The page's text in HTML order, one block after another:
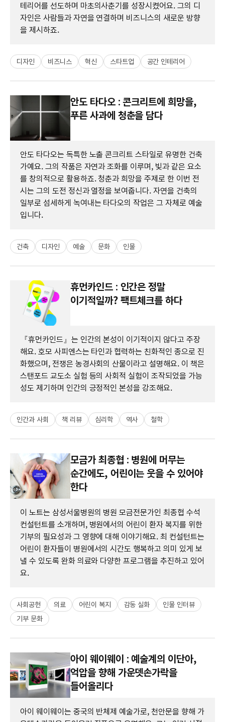
테리어를 선도하며 마초의사춘기를 성장시켰어요. 그의 디
자인은 사람들과 자연을 연결하며 비즈니스의 새로운 방향
을 제시하죠.
디자인 비즈니스 혁신 스타트업 공간 인테리어
안도 타다오 : 콘크리트에 희망을,
푸른 사과에 청춘을 담다
안도 타다오는 독특한 노출 콘크리트 스타일로 유명한 건축
가예요. 그의 작품은 자연과 조화를 이루며, 빛과 같은 요소
를 창의적으로 활용하죠. 청춘과 희망을 주제로 한 이번 전
시는 그의 도전 정신과 열정을 보여줍니다. 자연을 건축의
일부로 섬세하게 녹여내는 타다오의 작업은 그 자체로 예술
입니다.
건축 디자인 예술 문화 인물
휴먼카인드 : 인간은 정말
이기적일까? 팩트체크를 하다
『휴먼카인드』는 인간의 본성이 이기적이지 않다고 주장
해요. 호모 사피엔스는 타인과 협력하는 친화적인 종으로 진
화했으며, 전쟁은 농경사회의 산물이라고 설명해요. 이 책은
스탠포드 교도소 실험 등의 사회적 실험이 조작되었을 가능
성도 제기하며 인간의 긍정적인 본성을 강조해요.
인간과 사회 책 리뷰 심리학 역사 철학
모금가 최종협 : 병원에 머무는
순간에도, 어린이는 웃을 수 있어야
한다
이 노트는 삼성서울병원의 병원 모금전문가인 최종협 수석
컨설턴트를 소개하며, 병원에서의 어린이 환자 복지를 위한
기부의 필요성과 그 영향에 대해 이야기해요. 최 컨설턴트는
어린이 환자들이 병원에서의 시간도 행복하고 의미 있게 보
낼 수 있도록 완화 의료와 다양한 프로그램을 추진하고 있어
요.
사회공헌 의료 어린이 복지 감동 실화
인물 인터뷰
기부 문화
아이 웨이웨이 : 예술계의 이단아,
억압을 향해 가운뎃손가락을
들어올리다
아이 웨이웨이는 중국의 반체제 예술가로, 천안문을 향해 가